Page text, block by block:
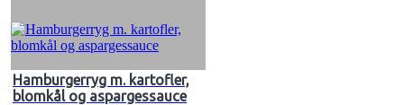
Hamburgerryg m. kartofler,
blomkål og aspargessauce